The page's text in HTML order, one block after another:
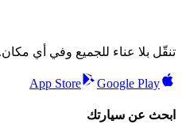
تنقّل بلا عناء للجميع وفي أي
App Store Google Play
ابحث عن سيارتك